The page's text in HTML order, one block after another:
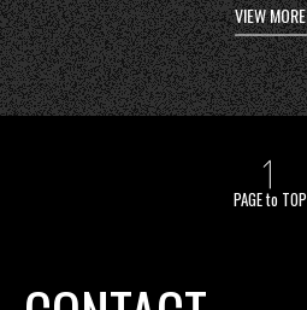
VIEW MORE
PAGE to TOP